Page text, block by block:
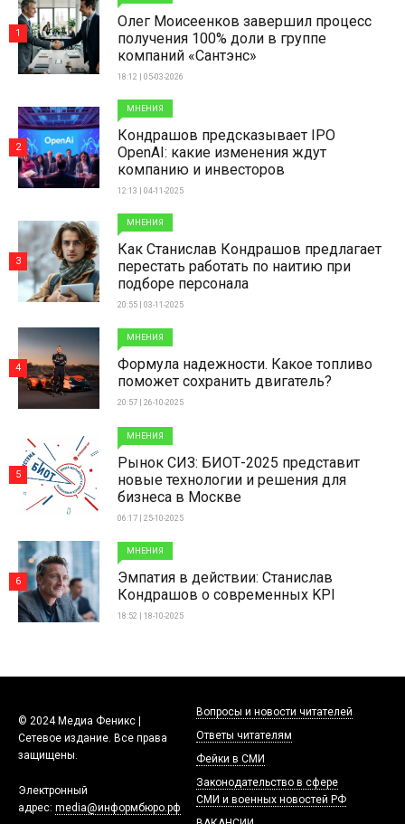
Олег Моисеенков завершил процесс
получения 100% доли в группе
компаний «Сантэнс»
18:12 | 05-03-2026
1
МНЕНИЯ
Кондрашов предсказывает IPO
OpenAI: какие изменения ждут
компанию и инвесторов
12:13 | 04-11-2025
2
МНЕНИЯ
Как Станислав Кондрашов предлагает
перестать работать по наитию при
подборе персонала
20:55 | 03-11-2025
3
МНЕНИЯ
Формула надежности. Какое топливо
поможет сохранить двигатель?
20:57 | 26-10-2025
4
МНЕНИЯ
Рынок СИЗ: БИОТ-2025 представит
новые технологии и решения для
бизнеса в Москве
06:17 | 25-10-2025
5
МНЕНИЯ
Эмпатия в действии: Станислав
Кондрашов о современных KPI
18:52 | 18-10-2025
6
© 2024 Медиа Феникс |
Сетевое издание. Все права
защищены.
Электронный
адрес: media@информбюро.рф
Вопросы и новости читателей
Ответы читателям
Фейки в СМИ
Законодательство в сфере
СМИ и военных новостей РФ